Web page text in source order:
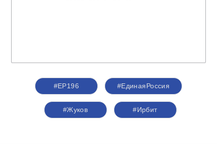
#ЕР196 #‎ЕдинаяРоссия
#Жуков #Ирбит